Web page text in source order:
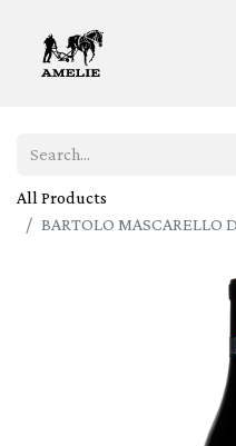
All Products
BARTOLO